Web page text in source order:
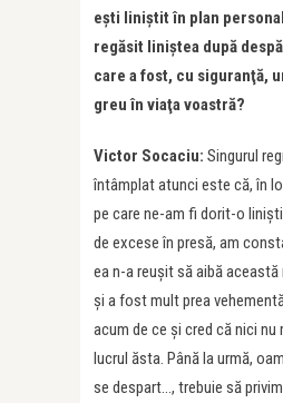
eşti liniştit în plan personal
regăsit liniştea după
care a fost, cu siguranţă,
greuîn viaţa voastră?
Victor Socaciu: Singurul
întâmplat atunci este că, în
pe care ne-am fi dorit-o
de excese în presă, am
ea n-a reuşit să aibă
şi a fost mult prea
acum de ce şi cred că nici nu
lucrul ăsta. Până la urmă,
se despart…, trebuie să